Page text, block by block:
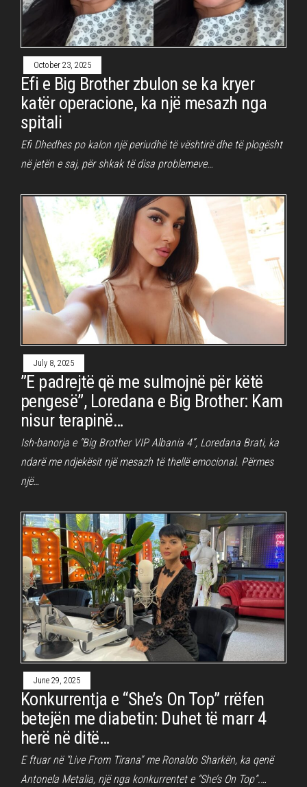
October 23, 2025
Efi e Big Brother zbulon se ka kryer
katër operacione, ka një mesazh nga
spitali
Efi Dhedhes po kalon një periudhë të vështirë dhe të plogësht
në jetën e saj, për shkak të disa problemeve…
July 8, 2025
”E padrejtë që me sulmojnë për këtë
pengesë”, Loredana e Big Brother: Kam
nisur terapinë…
Ish-banorja e “Big Brother VIP Albania 4”, Loredana Brati, ka
ndarë me ndjekësit një mesazh të thellë emocional. Përmes
një…
June 29, 2025
Konkurrentja e “She’s On Top” rrëfen
betejën me diabetin: Duhet të marr 4
herë në ditë…
E ftuar në “Live From Tirana” me Ronaldo Sharkën, ka qenë
Antonela Metalia, një nga konkurrentet e “She’s On Top”.…